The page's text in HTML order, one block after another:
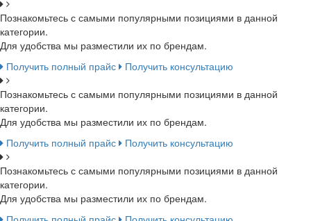
Познакомьтесь с самыми популярными позициями в данной
категории.
Для удобства мы разместили их по брендам.
Получить полный прайс
Получить консультацию
Познакомьтесь с самыми популярными позициями в данной
категории.
Для удобства мы разместили их по брендам.
Получить полный прайс
Получить консультацию
Познакомьтесь с самыми популярными позициями в данной
категории.
Для удобства мы разместили их по брендам.